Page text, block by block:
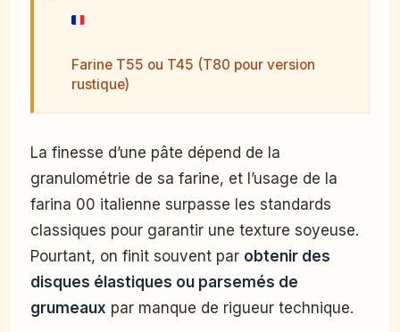
Farine T55 ou T45 (T80 pour version
rustique)
La finesse d’une pâte dépend de la
granulométrie de sa farine, et l’usage de la
farina 00 italienne surpasse les standards
classiques pour garantir une texture soyeuse.
Pourtant, on finit souvent par obtenir des
disques élastiques ou parsemés de
grumeaux par manque de rigueur technique.